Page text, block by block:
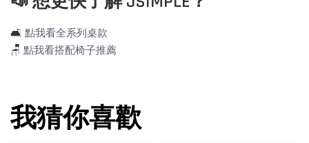
🛋️ 點我看全系列桌款
🪑 點我看搭配椅子推薦
我猜你喜歡